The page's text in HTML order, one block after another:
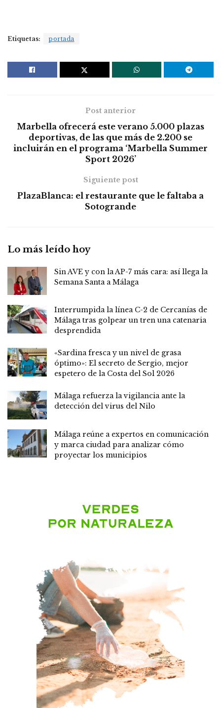
Etiquetas: portada
Post anterior
Marbella ofrecerá este verano 5.000 plazas
deportivas, de las que más de 2.200 se
incluirán en el programa ‘Marbella Summer
Sport 2026’
Siguiente post
PlazaBlanca: el restaurante que le faltaba a
Sotogrande
Lo más leído hoy
Sin AVE y con la AP-7 más cara: así llega la
Semana Santa a Málaga
Interrumpida la línea C-2 de Cercanías de
Málaga tras golpear un tren una catenaria
desprendida
«Sardina fresca y un nivel de grasa
óptimo»: El secreto de Sergio, mejor
espetero de la Costa del Sol 2026
Málaga refuerza la vigilancia ante la
detección del virus del Nilo
Málaga reúne a expertos en comunicación
y marca ciudad para analizar cómo
proyectar los municipios